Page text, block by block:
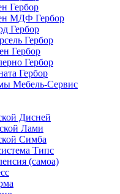
Гербор
МДФ Гербор
Гербор
Гербор
Гербор
Гербор
Гербор
Мебель-Сервис
Дисней
Лами
Симба
Типс
(самоа)